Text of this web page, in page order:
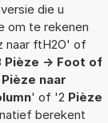
die u
om te rekenen
naar ftH2O' of
Pièze -> Foot of
Pièze naar
' of '2 Pièze
berekent